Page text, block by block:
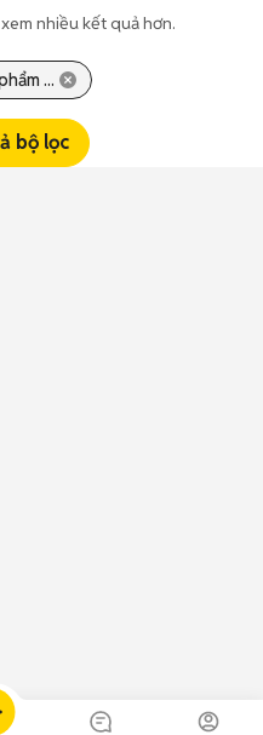
nhiều kết quả hơn.
...
bộ lọc